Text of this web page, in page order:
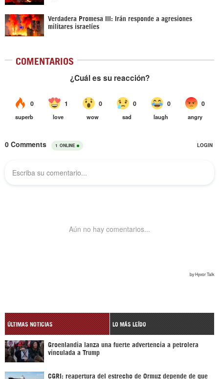
Verdadera Promesa III: Irán responde a agresiones
militares israelíes
COMENTARIOS
ÚLTIMAS NOTICIAS LO MÁS LEÍDO
Groenlandia lanza una fuerte advertencia a petrolera
vinculada a Trump
CGRI: reapertura del estrecho de Ormuz depende de que